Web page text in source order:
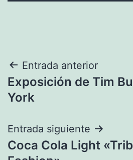
Navegación
de
Entrada anterior
Exposición de Tim
York
Entrada siguiente
Coca Cola Light